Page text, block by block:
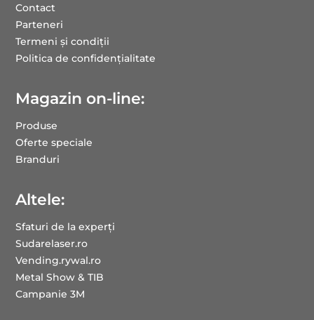
Contact
Parteneri
Termeni și condiții
Politica de confidențialitate
Magazin on-line:
Produse
Oferte speciale
Branduri
Altele:
Sfaturi de la experți
Sudarelaser.ro
Vending.rywal.ro
Metal Show & TIB
Campanie 3M